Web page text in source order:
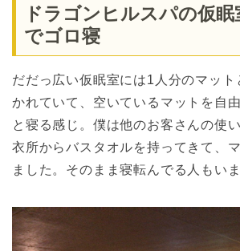
ドラゴンヒルスパの仮眠
でゴロ寝
だだっ広い仮眠室には1人分のマット
かれていて、空いているマットを自
と寝る感じ。僕は他のお客さんの使
衣所からバスタオルを持ってきて、
ました。そのまま寝転んでる人もいま